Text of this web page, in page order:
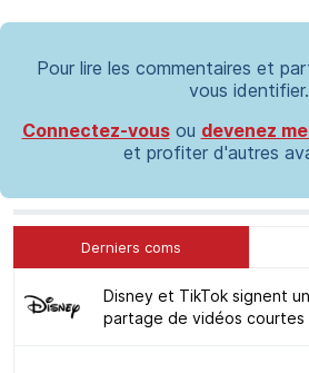
Pour lire les commentaires et
vous identifier.
Connectez-vousou devenez
et profiter d'autres
Derniers coms
Disney et TikTok signent
partage de vidéos courtes